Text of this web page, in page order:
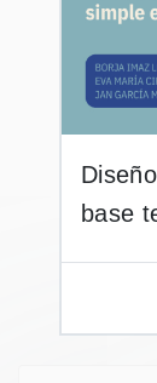
base